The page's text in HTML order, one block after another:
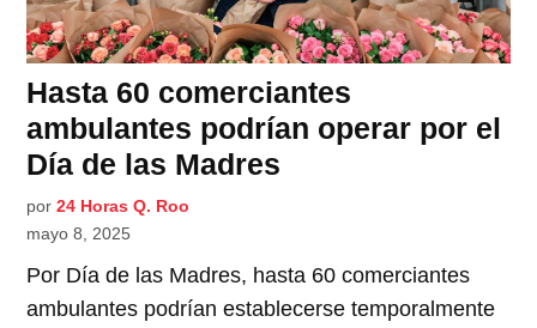
Hasta 60 comerciantes
ambulantes podrían operar por el
Día de las Madres
por 24 Horas Q. Roo
mayo 8, 2025
Por Día de las Madres, hasta 60 comerciantes
ambulantes podrían establecerse temporalmente